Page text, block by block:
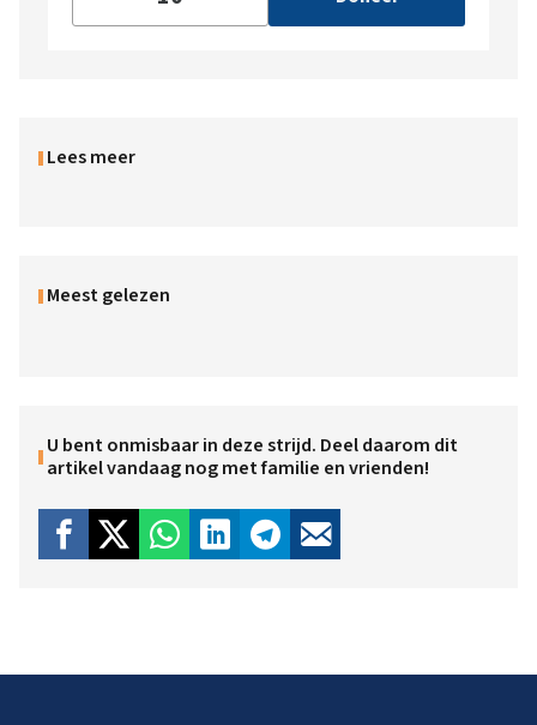
Lees meer
Meest gelezen
U bent onmisbaar in deze strijd. Deel daarom dit
artikel vandaag nog met familie en vrienden!